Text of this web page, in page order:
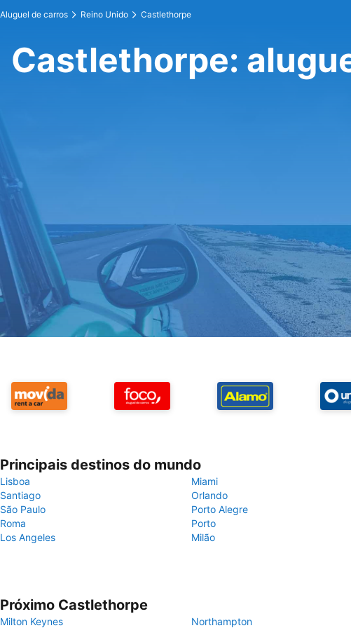
Aluguel de carros Reino Unido Castlethorpe
Castlethorpe:
Principais destinos do mundo
Lisboa
Miami
Santiago
Orlando
São Paulo
Porto Alegre
Roma
Porto
Los Angeles
Milão
Próximo Castlethorpe
Milton Keynes Northampton